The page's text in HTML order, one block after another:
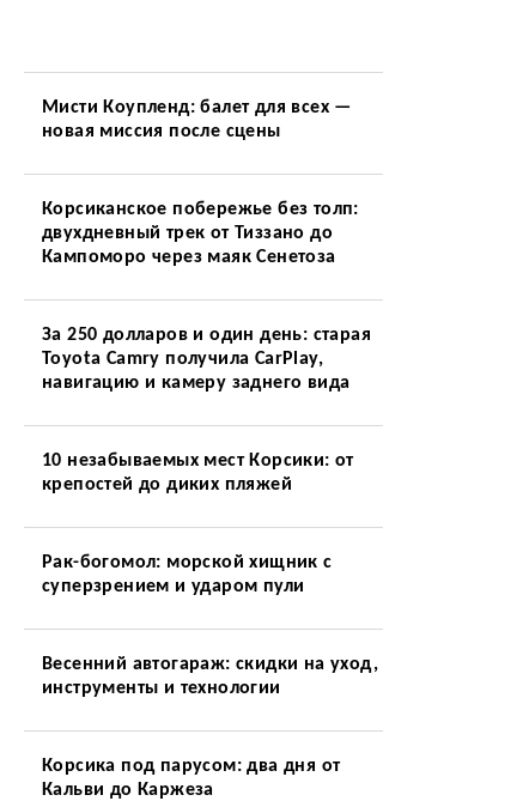
Мисти Коупленд: балет для всех —
новая миссия после сцены
Корсиканское побережье без толп:
двухдневный трек от Тиззано до
Кампоморо через маяк Сенетоза
За 250 долларов и один день: старая
Toyota Camry получила CarPlay,
навигацию и камеру заднего вида
10 незабываемых мест Корсики: от
крепостей до диких пляжей
Рак-богомол: морской хищник с
суперзрением и ударом пули
Весенний автогараж: скидки на уход,
инструменты и технологии
Корсика под парусом: два дня от
Кальви до Каржеза